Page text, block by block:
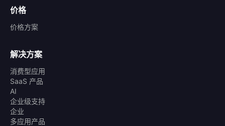
价格
价格方案
解决方案
消费型应用
SaaS 产品
AI
企业级支持
企业
多应用产品